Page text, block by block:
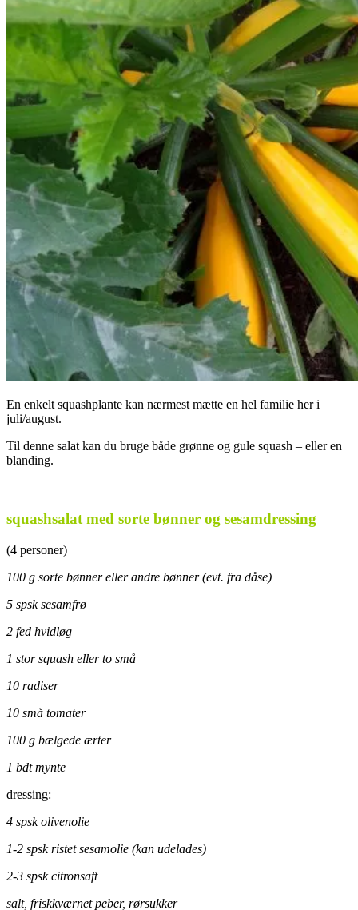
En enkelt squashplante kan nærmest mætte en hel familie her i
juli/august.
Til denne salat kan du bruge både grønne og gule squash – eller en
blanding.
squashsalat med sorte bønner og sesamdressing
(4 personer)
100 g sorte bønner eller andre bønner (evt. fra dåse)
5 spsk sesamfrø
2 fed hvidløg
1 stor squash eller to små
10 radiser
10 små tomater
100 g bælgede ærter
1 bdt mynte
dressing:
4 spsk olivenolie
1-2 spsk ristet sesamolie (kan udelades)
2-3 spsk citronsaft
salt, friskkværnet peber, rørsukker